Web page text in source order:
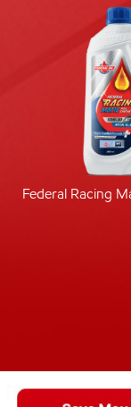
Federal Racing